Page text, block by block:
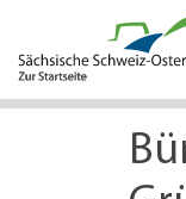
Hauptinhalt
Service